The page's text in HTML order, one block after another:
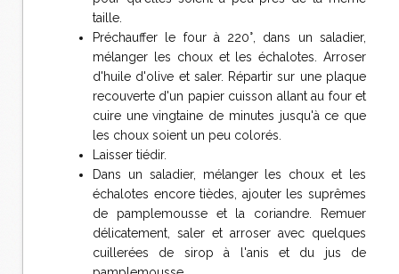
taille.
Préchauffer le four à 220°, dans un saladier,
mélanger les choux et les échalotes. Arroser
d'huile d'olive et saler. Répartir sur une plaque
recouverte d'un papier cuisson allant au four et
cuire une vingtaine de minutes jusqu'à ce que
les choux soient un peu colorés.
Laisser tiédir.
Dans un saladier, mélanger les choux et les
échalotes encore tièdes, ajouter les suprêmes
de pamplemousse et la coriandre. Remuer
délicatement, saler et arroser avec quelques
cuillerées de sirop à l'anis et du jus de